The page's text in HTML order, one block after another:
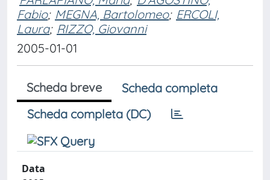
Fabio; MEGNA, Bartolomeo; ERCOLI,
Laura; RIZZO, Giovanni
2005-01-01
Scheda breve
Scheda completa
Scheda completa (DC)
Data